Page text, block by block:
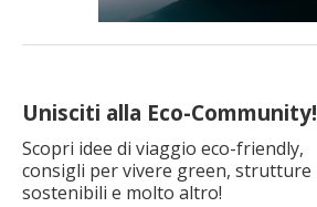
Unisciti alla Eco-Community!
Scopri idee di viaggio eco-friendly,
consigli per vivere green, strutture
sostenibili e molto altro!